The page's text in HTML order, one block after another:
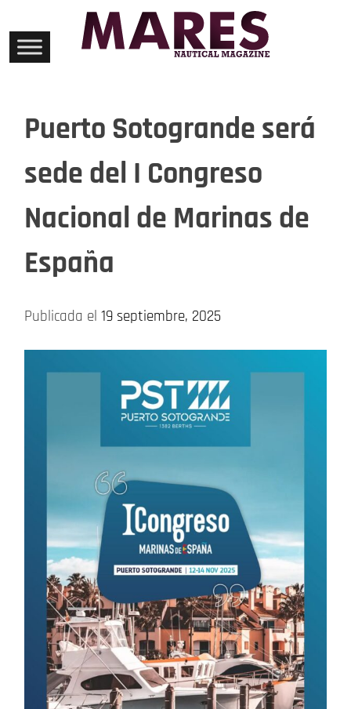
content
Puerto Sotogrande será
sede del I Congreso
Nacional de Marinas de
España
Publicada el 19 septiembre, 2025